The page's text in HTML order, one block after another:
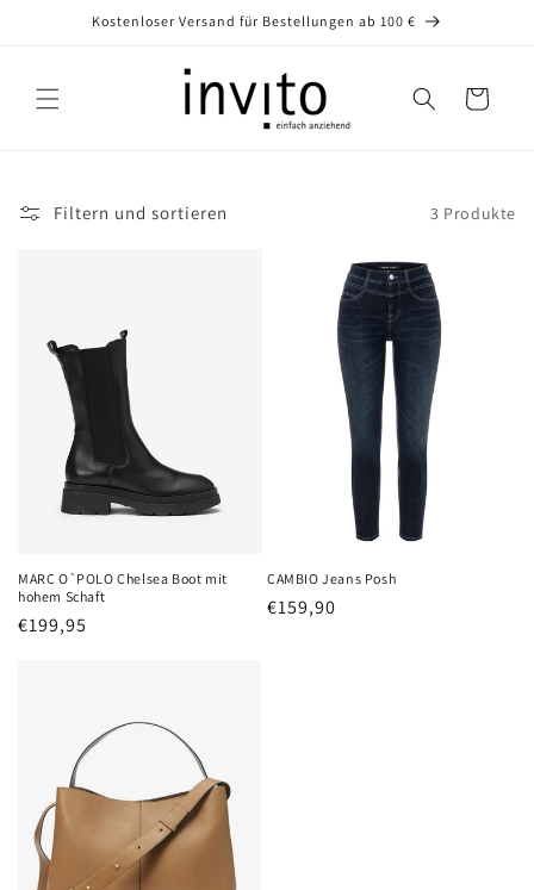
Kostenloser Versand für Bestellungen ab 100 €
Warenkorb
Filtern und sortieren 3 Produkte
MARC O`POLO Chelsea Boot mit
hohem Schaft
Normaler
€199,95
CAMBIO Jeans Posh
Normaler
€159,90